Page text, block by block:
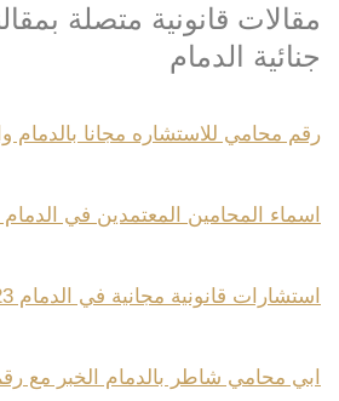
مقالات قانونية متصلة
جنائية الدمام
رقم محامي للاستشاره مجانا بالدمام
اسماء المحامين المعتمدين في الدمام
استشارات قانونية مجانية في الدمام 2023
ابي محامي شاطر بالدمام الخبر مع رقم